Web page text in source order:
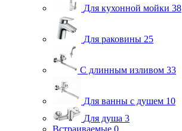
Для кухонной мойки 38
Для раковины 25
С длинным изливом 33
Для ванны с душем 10
Для душа 3
Встраиваемые 0